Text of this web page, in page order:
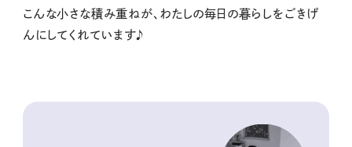
こんな小さな積み重ねが、わたしの毎日の暮らしをごきげ
んにしてくれています♪